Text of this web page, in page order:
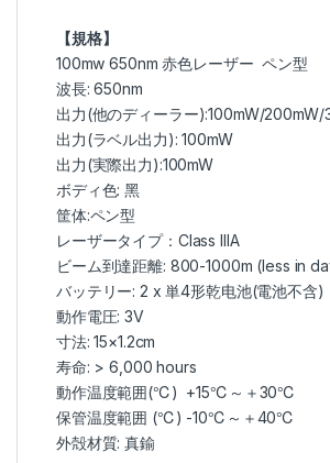
【規格】
100mw 650nm 赤色レーザー ペン型
波長: 650nm
出力(他のディーラー):100mW/
出力(ラベル出力): 100mW
出力(実際出力):100mW
ボディ色: 黑
筐体:ペン型
レーザータイプ：Class IIIA
ビーム到達距離: 800-1000m (less in
バッテリー: 2 x 単4形乾电池(電池不含)
動作電圧: 3V
寸法: 15×1.2cm
寿命: > 6,000 hours
動作温度範囲(℃) +15℃～＋30℃
保管温度範囲 (℃) -10℃～＋40℃
外殻材質: 真鍮